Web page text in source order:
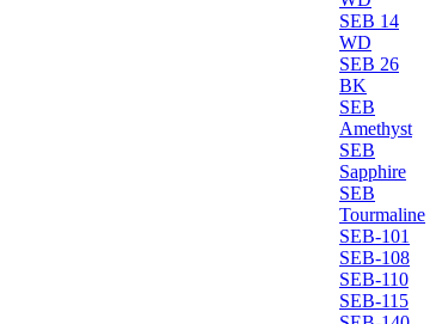
SEB 14
WD
SEB 26
BK
SEB
Amethyst
SEB
Sapphire
SEB
Tourmaline
SEB-101
SEB-108
SEB-110
SEB-115